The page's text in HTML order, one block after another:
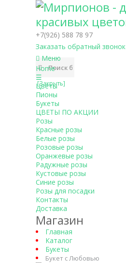
+7(926) 588 78 97
Заказать обратный звонок
[Закрыть]
Меню
Home
☰
Цветы
Пионы
Букеты
ЦВЕТЫ ПО АКЦИИ
Розы
Красные розы
Белые розы
Розовые розы
Оранжевые розы
Радужные розы
Кустовые розы
Синие розы
Розы для посадки
Контакты
Доставка
Магазин
Главная
Каталог
Букеты
Букет с Любовью